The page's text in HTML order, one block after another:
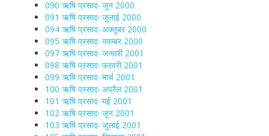
090 ऋषि प्रसादः जून 2000
091 ऋषि प्रसादः जुलाई 2000
094 ऋषि प्रसादः अक्तूबर 2000
095 ऋषि प्रसादः नवम्बर 2000
097 ऋषि प्रसादः जनवरी 2001
098 ऋषि प्रसादः फरवरी 2001
099 ऋषि प्रसादः मार्च 2001
100 ऋषि प्रसादः अप्रैल 2001
101 ऋषि प्रसादः मई 2001
102 ऋषि प्रसादः जून 2001
103 ऋषि प्रसादः जुलाई 2001